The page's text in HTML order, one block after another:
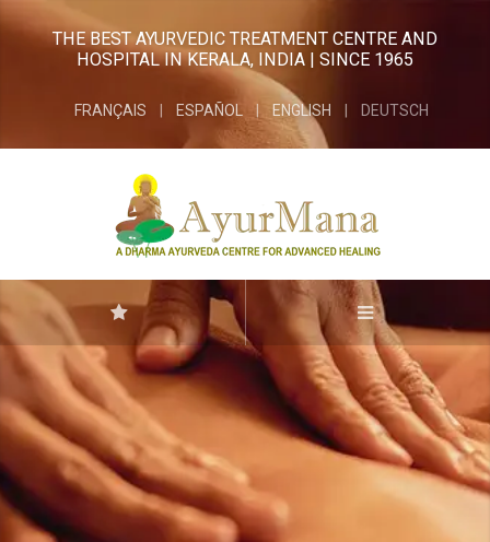
THE BEST AYURVEDIC TREATMENT CENTRE AND
HOSPITAL IN KERALA, INDIA | SINCE 1965
FRANÇAIS ESPAÑOL ENGLISH DEUTSCH